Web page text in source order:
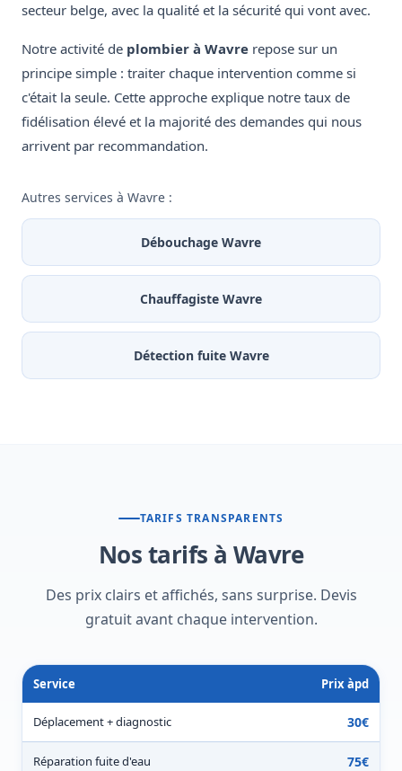
secteur belge, avec la qualité et la sécurité qui vont avec.
Notre activité de plombier à Wavre repose sur un
principe simple : traiter chaque intervention comme si
c'était la seule. Cette approche explique notre taux de
fidélisation élevé et la majorité des demandes qui nous
arrivent par recommandation.
Autres services à Wavre :
Débouchage Wavre
Chauffagiste Wavre
Détection fuite Wavre
TARIFS TRANSPARENTS
Nos tarifs à Wavre
Des prix clairs et affichés, sans surprise. Devis
gratuit avant chaque intervention.
Service Prix àpd
Déplacement + diagnostic 30€
Réparation fuite d'eau 75€